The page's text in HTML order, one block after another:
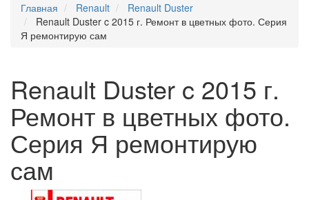
Главная
Renault
Renault Duster
Renault Duster c 2015 г. Ремонт в цветных фото. Серия
Я ремонтирую сам
Renault Duster c 2015 г.
Ремонт в цветных фото.
Серия Я ремонтирую
сам